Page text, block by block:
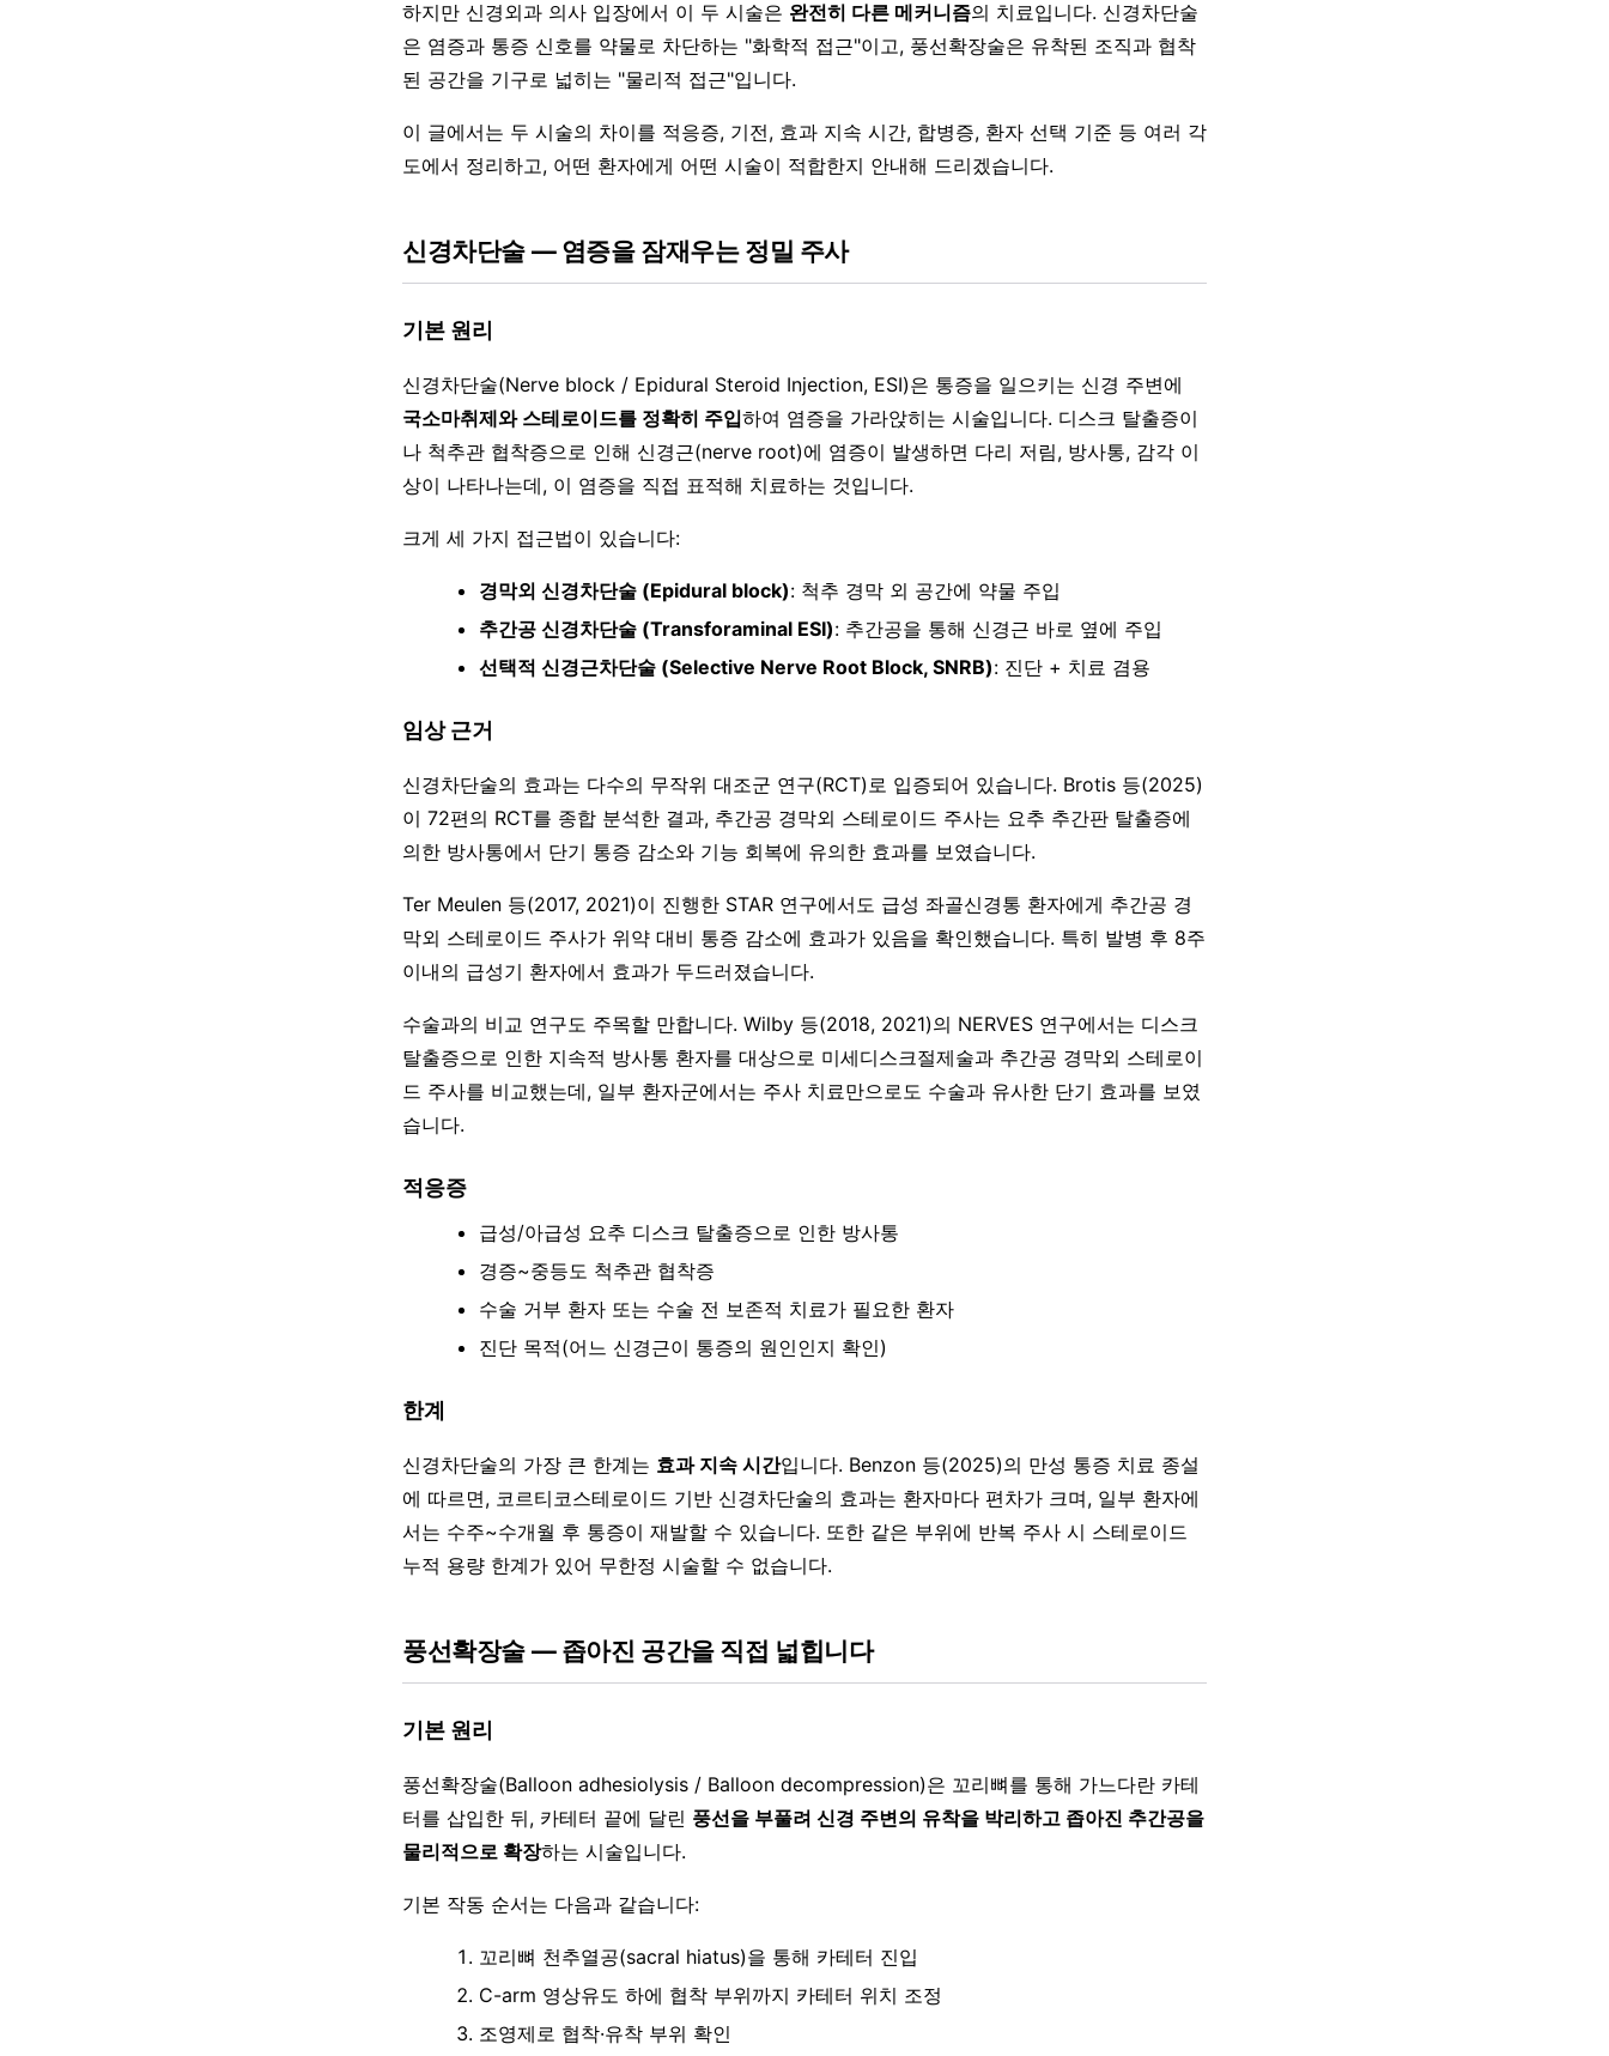
하지만 신경외과 의사 입장에서 이 두 시술은 완전히 다른 메커니즘의 치료입니다. 신경차단술
은 염증과 통증 신호를 약물로 차단하는 "화학적 접근"이고, 풍선확장술은 유착된 조직과 협착
된 공간을 기구로 넓히는 "물리적 접근"입니다.
이 글에서는 두 시술의 차이를 적응증, 기전, 효과 지속 시간, 합병증, 환자 선택 기준 등 여러 각
도에서 정리하고, 어떤 환자에게 어떤 시술이 적합한지 안내해 드리겠습니다.
신경차단술 — 염증을 잠재우는 정밀 주사
기본 원리
신경차단술(Nerve block / Epidural Steroid Injection, ESI)은 통증을 일으키는 신경 주변에
국소마취제와 스테로이드를 정확히 주입하여 염증을 가라앉히는 시술입니다. 디스크 탈출증이
나 척추관 협착증으로 인해 신경근(nerve root)에 염증이 발생하면 다리 저림, 방사통, 감각 이
상이 나타나는데, 이 염증을 직접 표적해 치료하는 것입니다.
크게 세 가지 접근법이 있습니다:
경막외 신경차단술 (Epidural block): 척추 경막 외 공간에 약물 주입
추간공 신경차단술 (Transforaminal ESI): 추간공을 통해 신경근 바로 옆에 주입
선택적 신경근차단술 (Selective Nerve Root Block, SNRB): 진단 + 치료 겸용
임상 근거
신경차단술의 효과는 다수의 무작위 대조군 연구(RCT)로 입증되어 있습니다. Brotis 등(2025)
이 72편의 RCT를 종합 분석한 결과, 추간공 경막외 스테로이드 주사는 요추 추간판 탈출증에
의한 방사통에서 단기 통증 감소와 기능 회복에 유의한 효과를 보였습니다.
Ter Meulen 등(2017, 2021)이 진행한 STAR 연구에서도 급성 좌골신경통 환자에게 추간공 경
막외 스테로이드 주사가 위약 대비 통증 감소에 효과가 있음을 확인했습니다. 특히 발병 후 8주
이내의 급성기 환자에서 효과가 두드러졌습니다.
수술과의 비교 연구도 주목할 만합니다. Wilby 등(2018, 2021)의 NERVES 연구에서는 디스크
탈출증으로 인한 지속적 방사통 환자를 대상으로 미세디스크절제술과 추간공 경막외 스테로이
드 주사를 비교했는데, 일부 환자군에서는 주사 치료만으로도 수술과 유사한 단기 효과를 보였
습니다.
적응증
급성/아급성 요추 디스크 탈출증으로 인한 방사통
경증~중등도 척추관 협착증
수술 거부 환자 또는 수술 전 보존적 치료가 필요한 환자
진단 목적(어느 신경근이 통증의 원인인지 확인)
한계
신경차단술의 가장 큰 한계는 효과 지속 시간입니다. Benzon 등(2025)의 만성 통증 치료 종설
에 따르면, 코르티코스테로이드 기반 신경차단술의 효과는 환자마다 편차가 크며, 일부 환자에
서는 수주~수개월 후 통증이 재발할 수 있습니다. 또한 같은 부위에 반복 주사 시 스테로이드
누적 용량 한계가 있어 무한정 시술할 수 없습니다.
풍선확장술 — 좁아진 공간을 직접 넓힙니다
기본 원리
풍선확장술(Balloon adhesiolysis / Balloon decompression)은 꼬리뼈를 통해 가느다란 카테
터를 삽입한 뒤, 카테터 끝에 달린 풍선을 부풀려 신경 주변의 유착을 박리하고 좁아진 추간공을
물리적으로 확장하는 시술입니다.
기본 작동 순서는 다음과 같습니다:
꼬리뼈 천추열공(sacral hiatus)을 통해 카테터 진입
C-arm 영상유도 하에 협착 부위까지 카테터 위치 조정
조영제로 협착·유착 부위 확인